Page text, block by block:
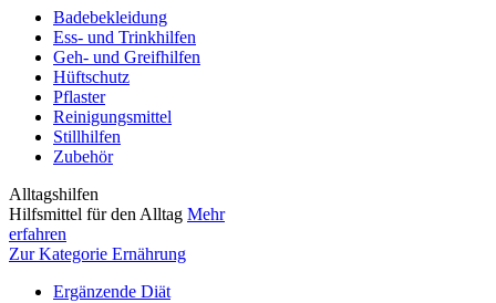
Badebekleidung
Ess- und Trinkhilfen
Geh- und Greifhilfen
Hüftschutz
Pflaster
Reinigungsmittel
Stillhilfen
Zubehör
Alltagshilfen
Hilfsmittel für den Alltag Mehr
erfahren
Zur Kategorie Ernährung
Ergänzende Diät